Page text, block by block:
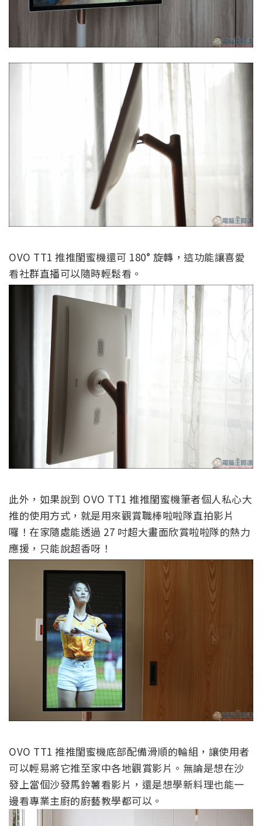
OVO TT1 推推閨蜜機還可 180° 旋轉，這功能讓喜愛
看社群直播可以隨時輕鬆看。
此外，如果說到 OVO TT1 推推閨蜜機筆者個人私心大
推的使用方式，就是用來觀賞職棒啦啦隊直拍影片
囉！在家隨處能透過 27 吋超大畫面欣賞啦啦隊的熱力
應援，只能說超香呀！
OVO TT1 推推閨蜜機底部配備滑順的輪組，讓使用者
可以輕易將它推至家中各地觀賞影片。無論是想在沙
發上當個沙發馬鈴薯看影片，還是想學新料理也能一
邊看專業主廚的廚藝教學都可以。